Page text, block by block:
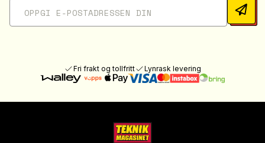
Fri frakt og tollfritt Lynrask levering